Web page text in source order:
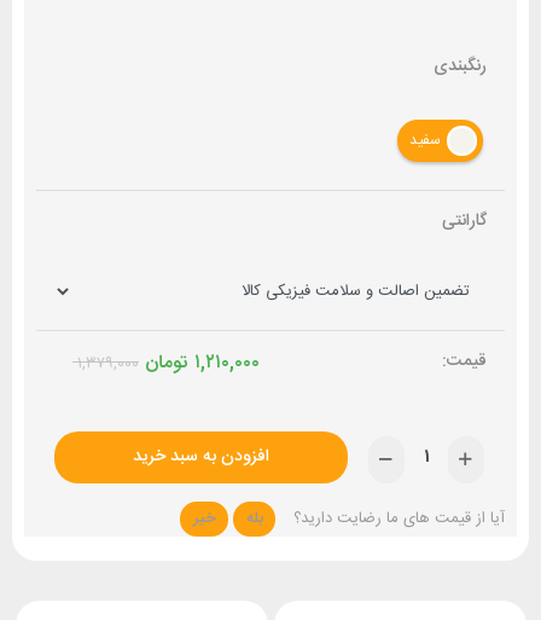
رنگبندی
سفید
گارانتی
۱,۳۷۹,۰۰۰ تومان ۱,۲۱۰,۰۰۰
افزودن به سبد خرید
آیا از قیمت های ما رضایت دارید؟ بله خیر